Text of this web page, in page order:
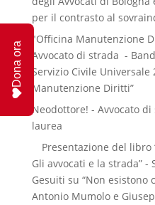
per il contrasto al
"Officina Manutenzione
Avvocato di strada -
Servizio Civile Universale
Manutenzione Diritti”
Neodottore! - Avvocato di
laurea
Presentazione del libro
Gli avvocati e la strada” -
Gesuiti su “Non esistono
Antonio Mumolo e
Dona ora